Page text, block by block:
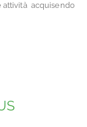
attività acquisendo